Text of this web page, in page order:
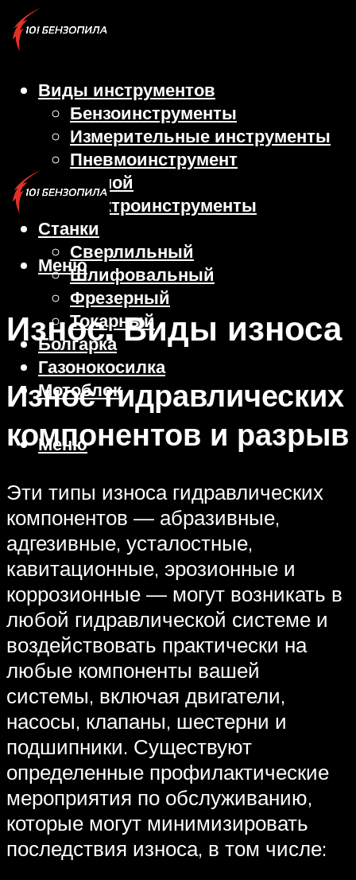
Виды инструментов
Бензоинструменты
Измерительные инструменты
Пневмоинструмент
Ручной
Электроинструменты
Станки
Сверлильный
Шлифовальный
Фрезерный
Токарный
Болгарка
Газонокосилка
Мотоблок
Меню
Меню
Износ. Виды износа
Износ гидравлических
компонентов и разрыв
Эти типы износа гидравлических
компонентов — абразивные,
адгезивные, усталостные,
кавитационные, эрозионные и
коррозионные — могут возникать в
любой гидравлической системе и
воздействовать практически на
любые компоненты вашей
системы, включая двигатели,
насосы, клапаны, шестерни и
подшипники. Существуют
определенные профилактические
мероприятия по обслуживанию,
которые могут минимизировать
последствия износа, в том числе: